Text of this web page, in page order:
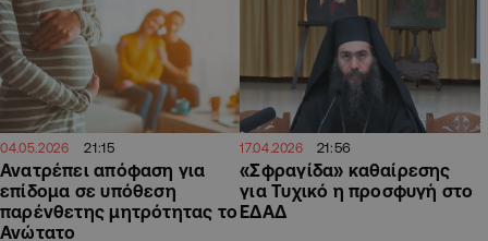
04.05.2026 21:15
Ανατρέπει απόφαση για
επίδομα σε υπόθεση
παρένθετης μητρότητας το
Ανώτατο
17.04.2026 21:56
«Σφραγίδα» καθαίρεσης
για Τυχικό η προσφυγή στο
ΕΔΑΔ